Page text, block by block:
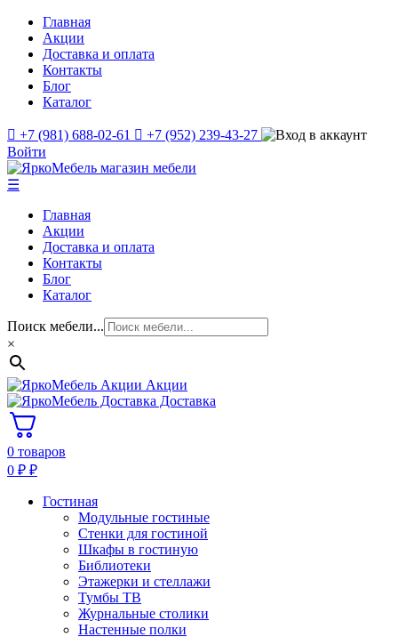
Главная
Акции
Доставка и оплата
Контакты
Блог
Каталог
+7 (981) 688-02-61
+7 (952) 239-43-27
Войти
☰
Главная
Акции
Доставка и оплата
Контакты
Блог
Каталог
Поиск мебели...
×
Акции
Доставка
0 товаров
0 ₽ ₽
Гостиная
Модульные гостиные
Стенки для гостиной
Шкафы в гостиную
Библиотеки
Этажерки и стеллажи
Тумбы ТВ
Журнальные столики
Настенные полки